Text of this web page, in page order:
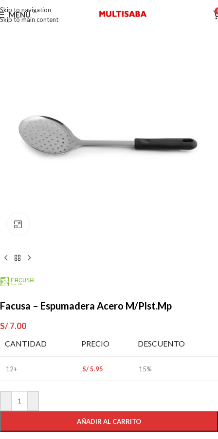
Skip to navigation
Skip to main content
MENÚ
Facusa – Espumadera Acero M/Plst.Mp
S/7.00
CANTIDAD PRECIO DESCUENTO
12+ S/5.95 15%
AÑADIR AL CARRITO